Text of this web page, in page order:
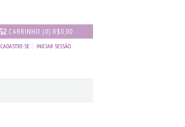
CARRINHO (0) R$0,00
CADASTRE-SE INICIAR SESSÃO